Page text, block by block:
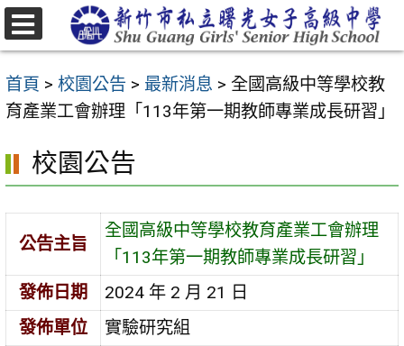
跳
至
要
內
區
首頁 > 校園公告 > 最新消息 > 全國高級中等學校教
育產業工會辦理「113年第一期教師專業成長研習」
校園公告
公告主旨
全國高級中等學校教育產業工會辦理
「113年第一期教師專業成長研習」
發佈日期
2024 年 2 月 21 日
發佈單位
實驗研究組
選
單